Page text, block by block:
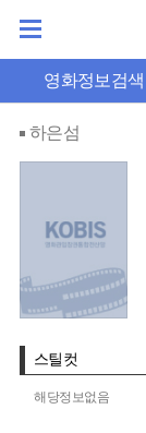
영화정보검색
하은섬
스틸컷
해당정보없음